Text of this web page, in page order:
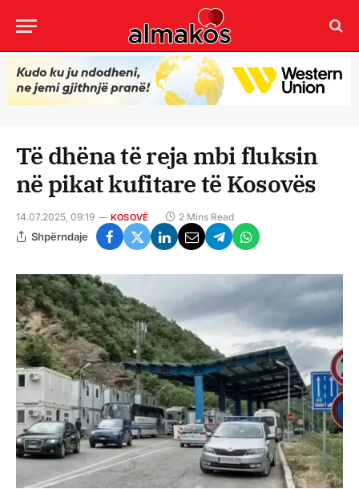
Të dhëna të reja mbi fluksin
në pikat kufitare të Kosovës
14.07.2025, 09:19 KOSOVË 2 Mins Read
Shpërndaje